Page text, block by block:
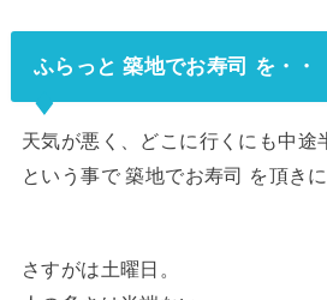
ふらっと 築地でお寿司 を・・
天気が悪く、どこに行くにも中途
という事で 築地でお寿司 を頂き
さすがは土曜日。